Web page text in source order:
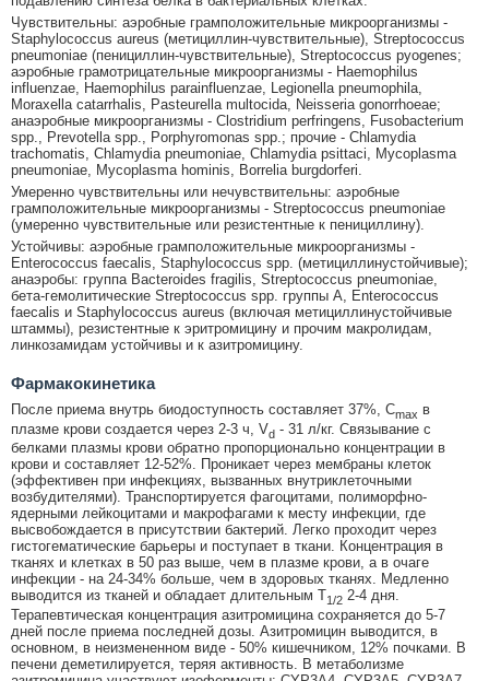
Чувствительны: аэробные грамположительные микроорганизмы -
Staphylococcus aureus (метициллин-чувствительные), Streptococcus
pneumoniae (пенициллин-чувствительные), Streptococcus pyogenes;
аэробные грамотрицательные микроорганизмы - Haemophilus
influenzae, Haemophilus parainfluenzae, Legionella pneumophila,
Moraxella catarrhalis, Pasteurella multocida, Neisseria gonorrhoeae;
анаэробные микроорганизмы - Clostridium perfringens, Fusobacterium
spp., Prevotella spp., Porphyromonas spp.; прочие - Chlamydia
trachomatis, Chlamydia pneumoniae, Chlamydia psittaci, Mycoplasma
pneumoniae, Mycoplasma hominis, Borrelia burgdorferi.
Умеренно чувствительны или нечувствительны: аэробные
грамположительные микроорганизмы - Streptococcus pneumoniae
(умеренно чувствительные или резистентные к пенициллину).
Устойчивы: аэробные грамположительные микроорганизмы -
Enterococcus faecalis, Staphylococcus spp. (метициллинустойчивые);
анаэробы: группа Bacteroides fragilis, Streptococcus pneumoniae,
бета-гемолитические Streptococcus spp. группы A, Enterococcus
faecalis и Staphylococcus aureus (включая метициллинустойчивые
штаммы), резистентные к эритромицину и прочим макролидам,
линкозамидам устойчивы и к азитромицину.
Фармакокинетика
После приема внутрь биодоступность составляет 37%, Cmax в
плазме крови создается через 2-3 ч, Vd - 31 л/кг. Связывание с
белками плазмы крови обратно пропорционально концентрации в
крови и составляет 12-52%. Проникает через мембраны клеток
(эффективен при инфекциях, вызванных внутриклеточными
возбудителями). Транспортируется фагоцитами, полиморфно-
ядерными лейкоцитами и макрофагами к месту инфекции, где
высвобождается в присутствии бактерий. Легко проходит через
гистогематические барьеры и поступает в ткани. Концентрация в
тканях и клетках в 50 раз выше, чем в плазме крови, а в очаге
инфекции - на 24-34% больше, чем в здоровых тканях. Медленно
выводится из тканей и обладает длительным T1/2 2-4 дня.
Терапевтическая концентрация азитромицина сохраняется до 5-7
дней после приема последней дозы. Азитромицин выводится, в
основном, в неизмененном виде - 50% кишечником, 12% почками. В
печени деметилируется, теряя активность. В метаболизме